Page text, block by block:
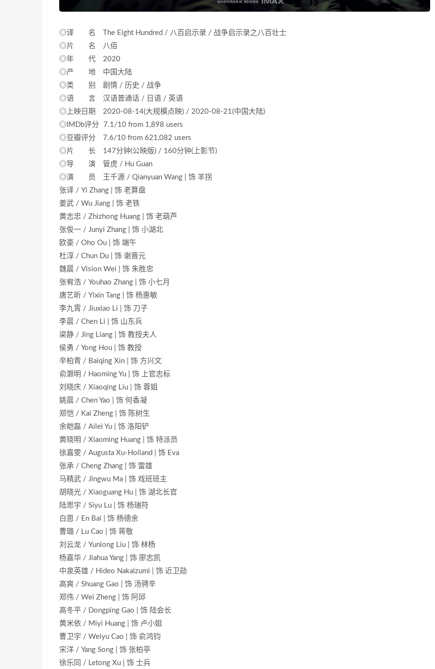
◎译 名 The Eight Hundred / 八百启示录 / 战争启示录之八百壮士
◎片 名 八佰
◎年 代 2020
◎产 地 中国大陆
◎类 别 剧情 / 历史 / 战争
◎语 言 汉语普通话 / 日语 / 英语
◎上映日期 2020-08-14(大规模点映) / 2020-08-21(中国大陆)
◎IMDb评分 7.1/10 from 1,898 users
◎豆瓣评分 7.6/10 from 621,082 users
◎片 长 147分钟(公映版) / 160分钟(上影节)
◎导 演 管虎 / Hu Guan
◎演 员 王千源 / Qianyuan Wang | 饰 羊拐
张译 / Yi Zhang | 饰 老算盘
姜武 / Wu Jiang | 饰 老铁
黄志忠 / Zhizhong Huang | 饰 老葫芦
张俊一 / Junyi Zhang | 饰 小湖北
欧豪 / Oho Ou | 饰 端午
杜淳 / Chun Du | 饰 谢晋元
魏晨 / Vision Wei | 饰 朱胜忠
张宥浩 / Youhao Zhang | 饰 小七月
唐艺昕 / Yixin Tang | 饰 杨惠敏
李九霄 / Jiuxiao Li | 饰 刀子
李晨 / Chen Li | 饰 山东兵
梁静 / Jing Liang | 饰 教授夫人
侯勇 / Yong Hou | 饰 教授
辛柏青 / Baiqing Xin | 饰 方兴文
俞灏明 / Haoming Yu | 饰 上官志标
刘晓庆 / Xiaoqing Liu | 饰 蓉姐
姚晨 / Chen Yao | 饰 何香凝
郑恺 / Kai Zheng | 饰 陈树生
余皑磊 / Ailei Yu | 饰 洛阳铲
黄晓明 / Xiaoming Huang | 饰 特派员
徐嘉雯 / Augusta Xu-Holland | 饰 Eva
张承 / Cheng Zhang | 饰 雷雄
马精武 / Jingwu Ma | 饰 戏班班主
胡晓光 / Xiaoguang Hu | 饰 湖北长官
陆思宇 / Siyu Lu | 饰 杨瑞符
白恩 / En Bai | 饰 杨德余
曹璐 / Lu Cao | 饰 蒋敬
刘云龙 / Yunlong Liu | 饰 林杨
杨嘉华 / Jiahua Yang | 饰 廖志凯
中泉英雄 / Hideo Nakaizumi | 饰 近卫勋
高爽 / Shuang Gao | 饰 汤骋辛
郑伟 / Wei Zheng | 饰 阿邱
高冬平 / Dongping Gao | 饰 陆会长
黄米依 / Miyi Huang | 饰 卢小姐
曹卫宇 / Weiyu Cao | 饰 俞鸿钧
宋洋 / Yang Song | 饰 张柏亭
徐乐同 / Letong Xu | 饰 士兵